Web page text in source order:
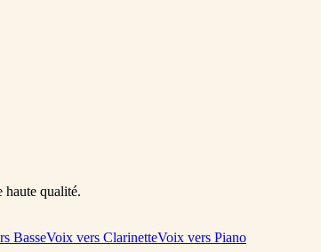
haute qualité.
BasseVoix vers ClarinetteVoix vers Piano